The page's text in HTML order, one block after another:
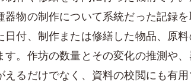
器物の制作について系統だった記録
日付、制作または修繕した物品、原
す。作坊の数量とその変化の推測や
るだけでなく、資料の校閲にも有用